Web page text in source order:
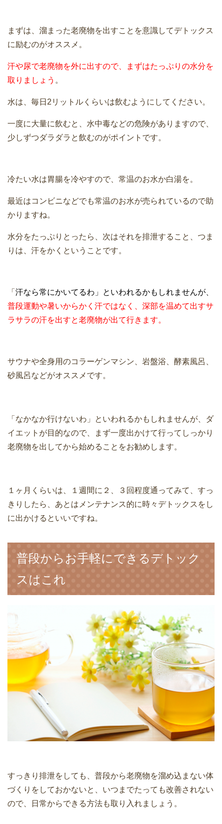
まずは、溜まった老廃物を出すことを意識してデトックス
に励むのがオススメ。
汗や尿で老廃物を外に出すので、まずはたっぷりの水分を
取りましょう 。
水は、毎日2リットルくらいは飲むようにしてください。
一度に大量に飲むと、水中毒などの危険がありますので、
少しずつダラダラと飲むのがポイントです。
冷たい水は胃腸を冷やすので、常温のお水か白湯を。
最近はコンビニなどでも常温のお水が売られているので助
かりますね。
水分をたっぷりとったら、次はそれを排泄すること、つま
りは、汗をかくということです。
「 汗なら常にかいてるわ」といわれるかもしれませんが、
普段運動や暑いからかく汗ではなく、深部を温めて出すサ
ラサラの汗を出すと老廃物が出て行きます。
サウナや全身用のコラーゲンマシン、岩盤浴、酵素風呂、
砂風呂などがオススメです。
「なかなか行けないわ」といわれるかもしれませんが、ダ
イエットが目的なので、まず一度出かけて行ってしっかり
老廃物を出してから始めることをお勧めします。
１ヶ月くらいは、１週間に２、３回程度通ってみて、すっ
きりしたら、あとはメンテナンス的に時々デトックスをし
に出かけるといいですね。
普段からお手軽にできるデトック
スはこれ
すっきり排泄をしても、普段から老廃物を溜め込まない体
づくりをしておかないと、いつまでたっても改善されない
ので、日常からできる方法も取り入れましょう。